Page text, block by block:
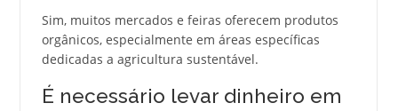
Sim, muitos mercados e feiras oferecem produtos
orgânicos, especialmente em áreas específicas
dedicadas a agricultura sustentável.
É necessário levar dinheiro em